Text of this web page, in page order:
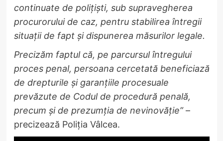
continuate de polițiști, sub supravegherea
procurorului de caz, pentru stabilirea întregii
situații de fapt și dispunerea măsurilor legale.
Precizăm faptul că, pe parcursul întregului
proces penal, persoana cercetată beneficiază
de drepturile și garanțiile procesuale
prevăzute de Codul de procedură penală,
precum și de prezumția de nevinovăție”–
precizează Poliția Vâlcea.